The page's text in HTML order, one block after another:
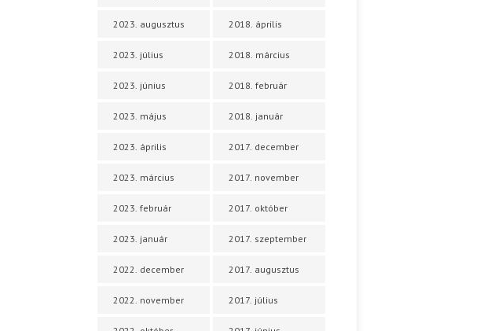
2023. augusztus
2023. július
2023. június
2023. május
2023. április
2023. március
2023. február
2023. január
2022. december
2022. november
2018. április
2018. március
2018. február
2018. január
2017. december
2017. november
2017. október
2017. szeptember
2017. augusztus
2017. július